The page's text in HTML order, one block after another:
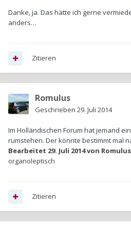
Danke, ja. Das hätte ich gerne
anders…
Zitieren
Romulus
Geschrieben 29. Juli 2014
Im Holländischen Forum hat jemand
rumstehen. Der könnte bestimmt mal
Bearbeitet 29. Juli 2014von Romulus
organoleptisch
Zitieren